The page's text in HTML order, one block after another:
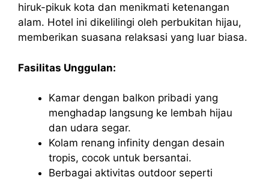
hiruk-pikuk kota dan menikmati ketenangan
alam. Hotel ini dikelilingi oleh perbukitan hijau,
memberikan suasana relaksasi yang luar biasa.
Fasilitas Unggulan:
Kamar dengan balkon pribadi yang
menghadap langsung ke lembah hijau
dan udara segar.
Kolam renang infinity dengan desain
tropis, cocok untuk bersantai.
Berbagai aktivitas outdoor seperti